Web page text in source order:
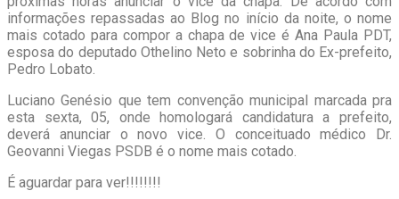
informações repassadas ao Blog no início da noite, o nome
mais cotado para compor a chapa de vice é Ana Paula PDT,
esposa do deputado Othelino Neto e sobrinha do Ex-prefeito,
Pedro Lobato.
Luciano Genésio que tem convenção municipal marcada pra
esta sexta, 05, onde homologará candidatura a prefeito,
deverá anunciar o novo vice. O conceituado médico Dr.
Geovanni Viegas PSDB é o nome mais cotado.
É aguardar para ver!!!!!!!!